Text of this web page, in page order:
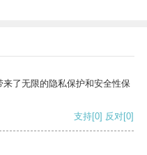
了无限的隐私保护和安全性保
支持[0] 反对[0]